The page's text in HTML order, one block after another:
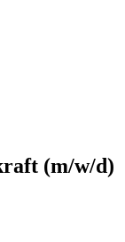
(m/w/d)